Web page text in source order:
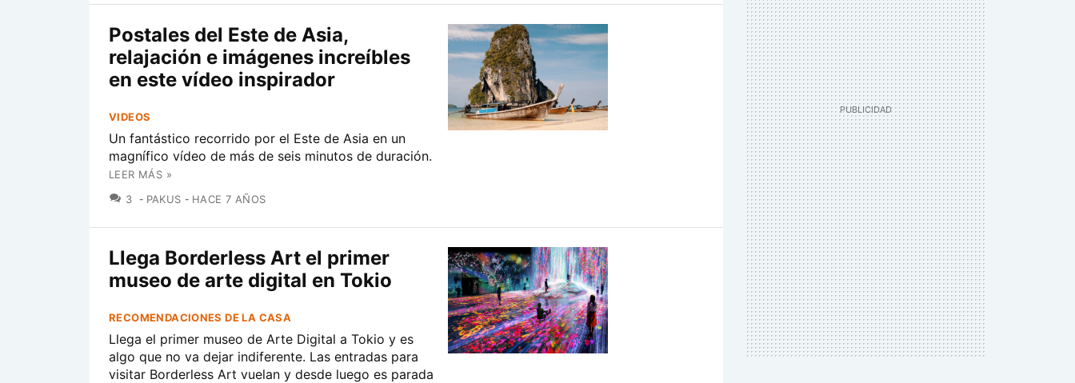
Postales del Este de Asia,
relajación e imágenes increíbles
en este vídeo inspirador
VIDEOS
Un fantástico recorrido por el Este de Asia en un
magnífico vídeo de más de seis minutos de duración.
LEER MÁS »
3 COMENTARIOS
PAKUS HACE 7 AÑOS
Llega Borderless Art el primer
museo de arte digital en Tokio
RECOMENDACIONES DE LA CASA
Llega el primer museo de Arte Digital a Tokio y es
algo que no va dejar indiferente. Las entradas para
visitar Borderless Art vuelan y desde luego es parada